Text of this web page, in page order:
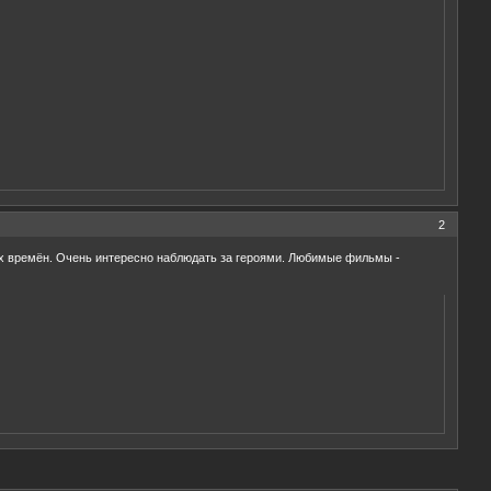
2
времён. Очень интересно наблюдать за героями. Любимые фильмы -